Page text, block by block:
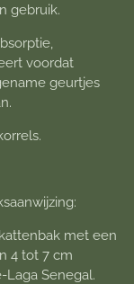
gebruik.
voordat
geurtjes
met een
4 tot 7 cm
Laga Senegal.